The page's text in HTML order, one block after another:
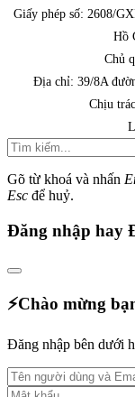
Giấy phép số: 2608/
Hồ
Chủ
Địa chỉ: 39/8A
Chịu
Gõ từ khoá và nhấn
Esc để huỷ.
Đăng nhập hay
⚡️Chào mừng
Đăng nhập bên dưới